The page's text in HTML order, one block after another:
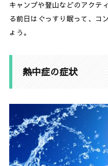
キャンプや登山などのアクテ
る前日はぐっすり眠って、コ
ょう。
熱中症の症状